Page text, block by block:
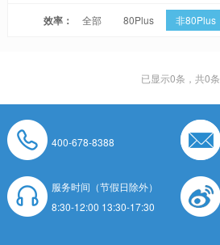
效率： 全部 80Plus 非80Plus
已显示0条，共0条
400-678-8388
服务时间（节假日除外）
8:30-12:00 13:30-17:30